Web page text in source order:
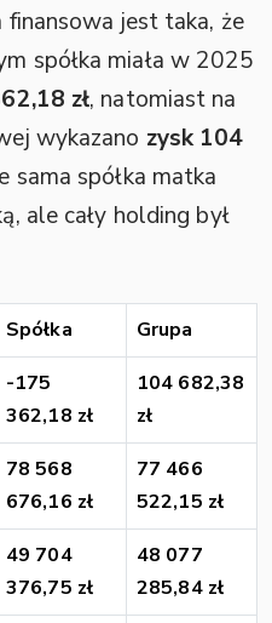
finansowa jest taka, że
spółka miała w 2025
zł, natomiast na
wykazano zysk 104
sama spółka matka
ale cały holding był
Spółka
Grupa
-175
362,18 zł
104 682,38
zł
78 568
676,16 zł
77 466
522,15 zł
49 704
376,75 zł
48 077
285,84 zł